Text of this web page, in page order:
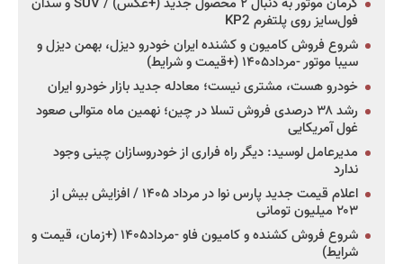
فول‌سایز روی پلتفرم KP2
شروع فروش کامیون و کشنده ایران خودرو دیزل، بهمن دیزل و
سیبا موتور -مرداد۱۴۰۵ (+قیمت و شرایط)
خودرو هست، مشتری نیست؛ معادله جدید بازار خودرو ایران
رشد ۳۸ درصدی فروش تسلا در چین؛ نهمین ماه متوالی صعود
غول آمریکایی
مدیرعامل لوسید: دیگر راه فراری از خودروسازان چینی وجود
ندارد
اعلام قیمت جدید پارس نوا در مرداد ۱۴۰۵ / افزایش بیش از
۲۰۳ میلیون تومانی
شروع فروش کشنده و کامیون فاو -مرداد۱۴۰۵ (+زمان، قیمت و
شرایط)